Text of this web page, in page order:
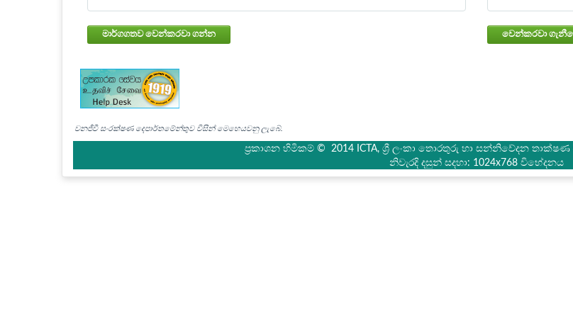
මාර්ගගතව වෙන්කරවා ගන්න
වනජීවී සංරක්ෂණ දෙපාර්තමේන්තුව විසින් මෙහෙයවනු ලැබේ.
ප්‍රකාශන හිමිකම් © 2014 ICTA, ශ්‍රී ලංකා තොරතුරු හා සන්නිවේදන
නිවැරදි දසුන් සදහා: 1024x768 විභේදනය